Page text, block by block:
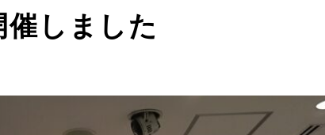
しました